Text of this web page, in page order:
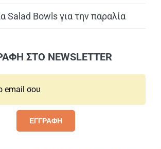
Salad Bowls για την παραλία
ΣΤΟ NEWSLETTER
ΕΓΓΡΑΦΗ